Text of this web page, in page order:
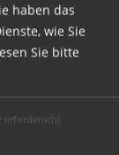
haben das
wie Sie
Sie bitte
erforderlich)